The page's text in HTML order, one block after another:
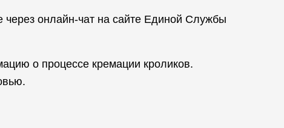
через онлайн-чат на сайте Единой Службы
о процессе кремации кроликов.